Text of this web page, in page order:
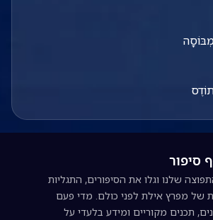
סיפור
שלנו וגלו את הסיפורים, התגליות
של מפרץ אילת לפני כולם. מדי פעם
תכנים מקוריים ומידע בלעדי על